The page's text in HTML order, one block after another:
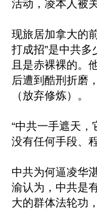
活动，凌本人被
现旅居加拿大的
打成招”是中共
且是赤裸裸的。
后遭到酷刑折磨
（放弃修炼）。
“中共一手遮天，
没有任何手段、
中共为何逼凌华
渝认为，中共是
大的群体法轮功